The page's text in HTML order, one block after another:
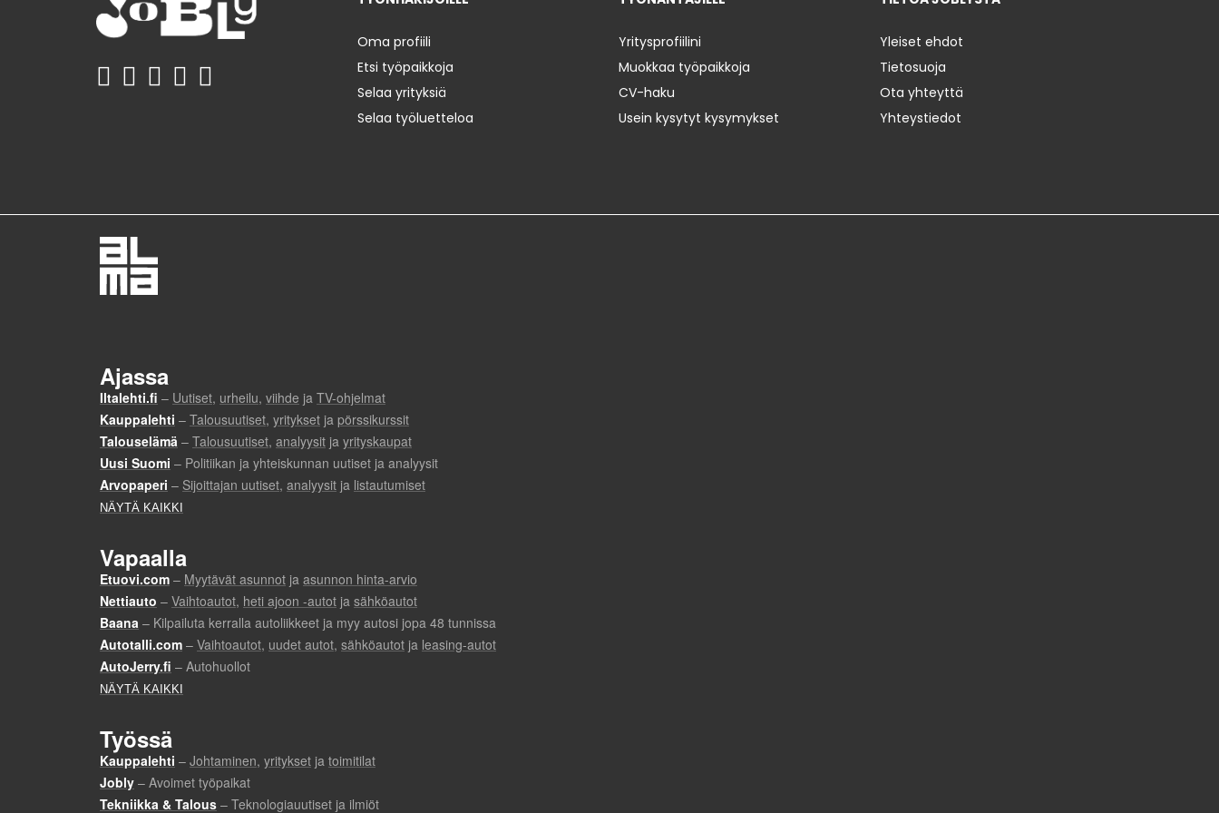
Oma profiili
Etsi työpaikkoja
Selaa yrityksiä
Selaa työluetteloa
Yritysprofiilini
Muokkaa työpaikkoja
CV-haku
Usein kysytyt kysymykset
Yleiset ehdot
Tietosuoja
Ota yhteyttä
Yhteystiedot